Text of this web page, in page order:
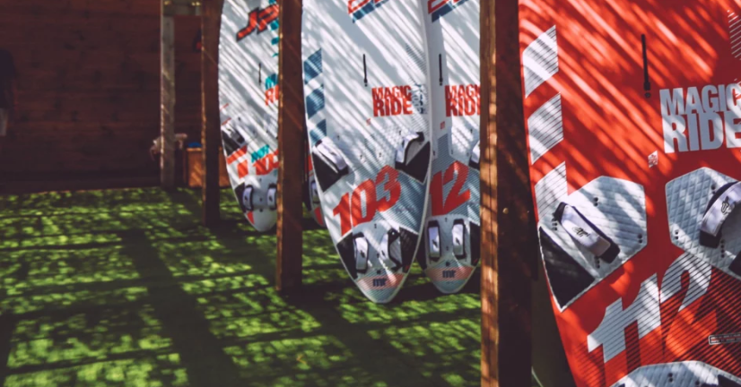
LEKCJE INDYWIDUALNE
KURS INSTRUKTORSKI